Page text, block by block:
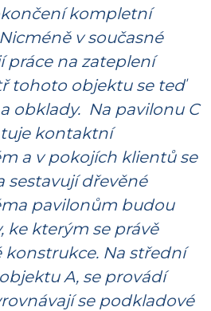
kompletní
vsoučasné
práce na zateplení
tohoto objektu se teď
obklady. Na pavilonu C
kontaktní
a v pokojích klientů se
sestavují dřevěné
pavilonům budou
ke kterým se právě
konstrukce. Na střední
A, se provádí
se podkladové